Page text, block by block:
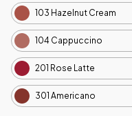
103 Hazelnut Cream
104 Cappuccino
201 Rose Latte
301 Americano